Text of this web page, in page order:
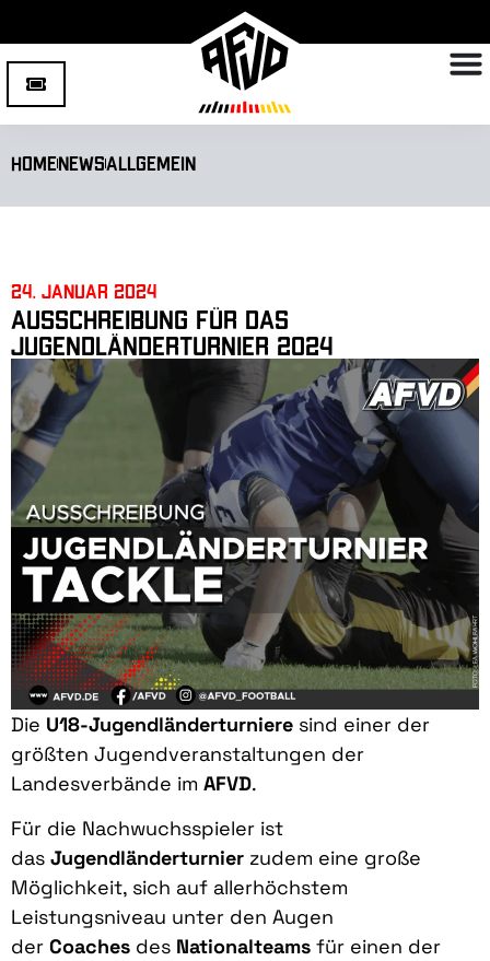
HomeNewsAllgemein
24. Januar 2024
Ausschreibung für das
Jugendländerturnier 2024
Die U18-Jugendländerturniere sind einer der
größten Jugendveranstaltungen der
Landesverbände im AFVD.
Für die Nachwuchsspieler ist
das Jugendländerturnier zudem eine große
Möglichkeit, sich auf allerhöchstem
Leistungsniveau unter den Augen
der Coaches des Nationalteams für einen der